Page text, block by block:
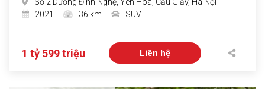
2021
36 km SUV
1 tỷ 599 triệu Liên hệ